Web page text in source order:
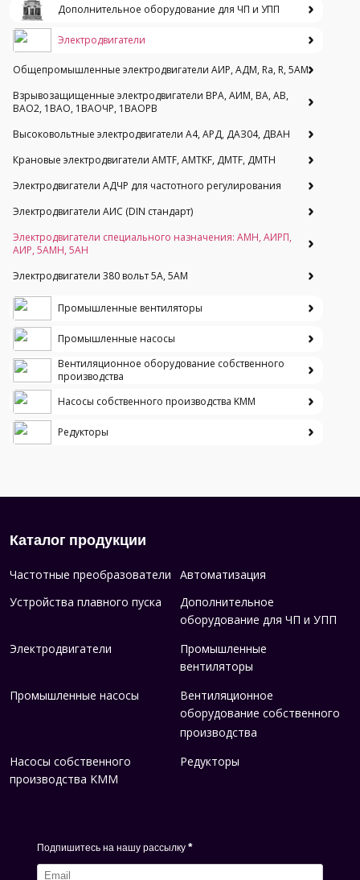
Дополнительное оборудование для ЧП и УПП
Электродвигатели
Общепромышленные электродвигатели АИР, АДМ, Ra, R, 5AM
Взрывозащищенные электродвигатели ВРА, АИМ, ВА, АВ,
ВАO2, 1ВАО, 1ВАОЧР, 1ВАОРВ
Высоковольтные электродвигатели A4, АРД, ДАЗ04, ДВАН
Крановые электродвигатели AMTF, AMTKF, ДMTF, ДМТН
Электродвигатели АДЧР для частотного регулирования
Электродвигатели АИС (DIN стандарт)
Электродвигатели специального назначения: АМН, АИРП,
АИР, 5АМН, 5АН
Электродвигатели 380 вольт 5А, 5АМ
Промышленные вентиляторы
Промышленные насосы
Вентиляционное оборудование собственного
производства
Насосы собственного производства KMM
Редукторы
Каталог продукции
Частотные преобразователи
Автоматизация
Устройства плавного пуска
Дополнительное
оборудование для ЧП и УПП
Электродвигатели Промышленные
вентиляторы
Промышленные насосы Вентиляционное
оборудование собственного
производства
Насосы собственного
производства KMM
Редукторы
Подпишитесь на нашу рассылку *